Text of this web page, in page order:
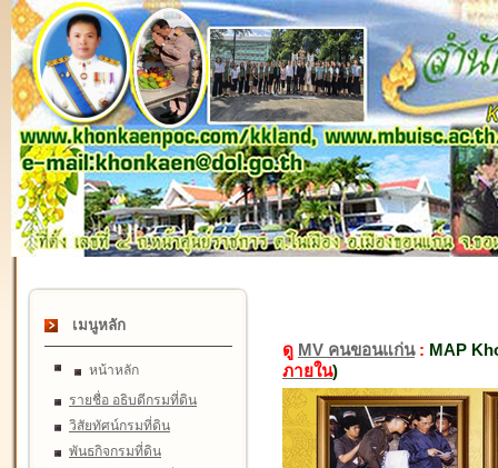
เมนูหลัก
หน้าหลัก
รายชื่อ อธิบดีกรมที่ดิน
วิสัยทัศน์กรมที่ดิน
พันธกิจกรมที่ดิน
ดู MV คนขอนแก่น: MAP
ภายใน)